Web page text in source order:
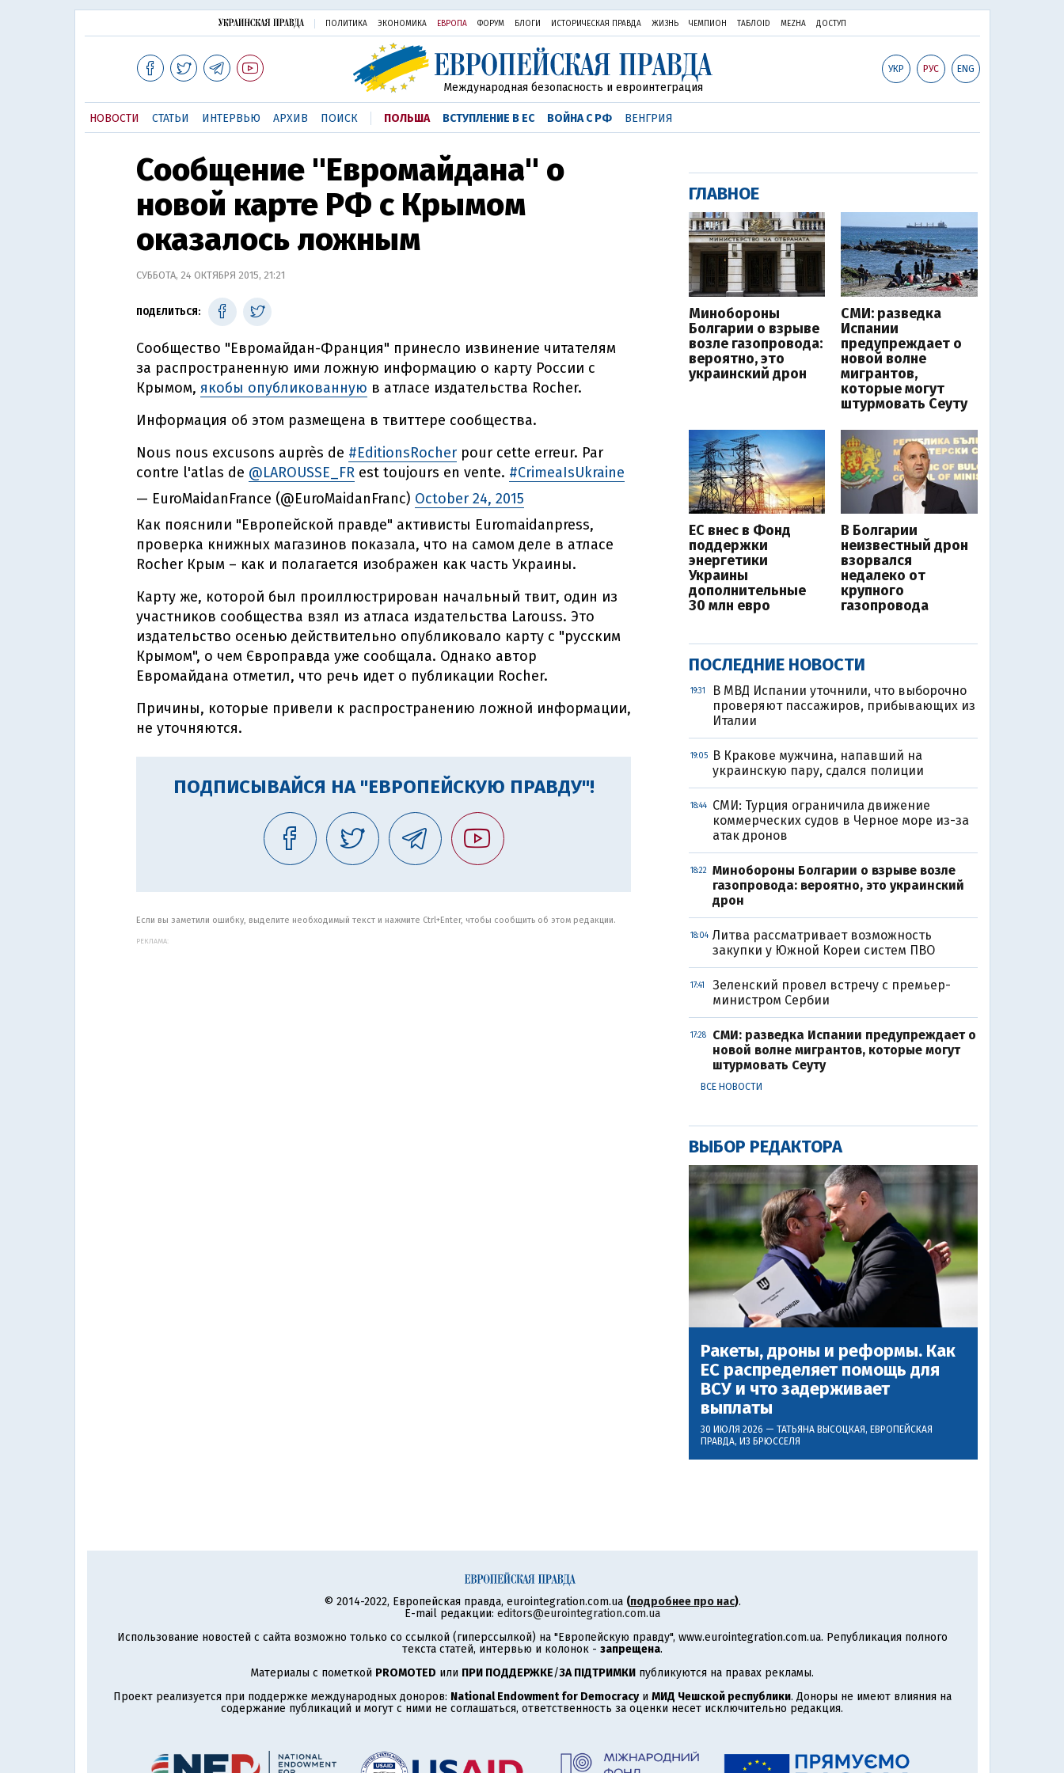
ПОЛИТИКА ЭКОНОМИКА ЕВРОПА ФОРУМ БЛОГИ ИСТОРИЧЕСКАЯ ПРАВДА ЖИЗНЬ ЧЕМПИОН ТАБЛОID MEZHA ДОСТУП
УКР РУС ENG
Международная безопасность и евроинтеграция
НОВОСТИ СТАТЬИ ИНТЕРВЬЮ АРХИВ ПОИСК ПОЛЬША ВСТУПЛЕНИЕ В ЕС ВОЙНА С РФ ВЕНГРИЯ
Сообщение "Евромайдана" о
новой карте РФ с Крымом
оказалось ложным
СУББОТА, 24 ОКТЯБРЯ 2015, 21:21
ПОДЕЛИТЬСЯ:
Сообщество "Евромайдан-Франция" принесло извинение читателям
за распространенную ими ложную информацию о карту России с
Крымом, якобы опубликованную в атласе издательства Rocher.
Информация об этом размещена в твиттере сообщества.
Nous nous excusons auprès de #EditionsRocher pour cette erreur. Par
contre l'atlas de @LAROUSSE_FR est toujours en vente. #CrimeaIsUkraine
— EuroMaidanFrance (@EuroMaidanFranc) October 24, 2015
Как пояснили "Европейской правде" активисты Euromaidanpress,
проверка книжных магазинов показала, что на самом деле в атласе
Rocher Крым – как и полагается изображен как часть Украины.
Карту же, которой был проиллюстрирован начальный твит, один из
участников сообщества взял из атласа издательства Larouss. Это
издательство осенью действительно опубликовало карту с "русским
Крымом", о чем Європравда уже сообщала. Однако автор
Евромайдана отметил, что речь идет о публикации Rocher.
Причины, которые привели к распространению ложной информации,
не уточняются.
ПОДПИСЫВАЙСЯ НА "ЕВРОПЕЙСКУЮ ПРАВДУ"!
Если вы заметили ошибку, выделите необходимый текст и нажмите Ctrl+Enter, чтобы сообщить об этом редакции.
РЕКЛАМА:
ГЛАВНОЕ
Минобороны
Болгарии о взрыве
возле газопровода:
вероятно, это
украинский дрон
СМИ: разведка
Испании
предупреждает о
новой волне
мигрантов,
которые могут
штурмовать Сеуту
ЕС внес в Фонд
поддержки
энергетики
Украины
дополнительные
30 млн евро
В Болгарии
неизвестный дрон
взорвался
недалеко от
крупного
газопровода
ПОСЛЕДНИЕ НОВОСТИ
19:31
В МВД Испании уточнили, что выборочно
проверяют пассажиров, прибывающих из
Италии
19:05
В Кракове мужчина, напавший на
украинскую пару, сдался полиции
18:44
СМИ: Турция ограничила движение
коммерческих судов в Черное море из-за
атак дронов
18:22
Минобороны Болгарии о взрыве возле
газопровода: вероятно, это украинский
дрон
18:04 Литва рассматривает возможность
закупки у Южной Кореи систем ПВО
17:41
Зеленский провел встречу с премьер-
министром Сербии
17:28
СМИ: разведка Испании предупреждает о
новой волне мигрантов, которые могут
штурмовать Сеуту
ВСЕ НОВОСТИ
ВЫБОР РЕДАКТОРА
Ракеты, дроны и реформы. Как
ЕС распределяет помощь для
ВСУ и что задерживает
выплаты
30 ИЮЛЯ 2026 — ТАТЬЯНА ВЫСОЦКАЯ, ЕВРОПЕЙСКАЯ
ПРАВДА, ИЗ БРЮССЕЛЯ
© 2014-2022, Европейская правда, eurointegration.com.ua (подробнее про нас).
E-mail редакции: editors@eurointegration.com.ua
Использование новостей с сайта возможно только со ссылкой (гиперссылкой) на "Европейскую правду", www.eurointegration.com.ua. Републикация полного
текста статей, интервью и колонок - запрещена.
Материалы с пометкой PROMOTED или ПРИ ПОДДЕРЖКЕ/ЗА ПІДТРИМКИ публикуются на правах рекламы.
Проект реализуется при поддержке международных доноров: National Endowment for Democracyи МИД Чешской республики. Доноры не имеют влияния на
содержание публикаций и могут с ними не соглашаться, ответственность за оценки несет исключительно редакция.